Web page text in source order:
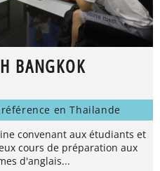
BANGKOK
en Thailande
convenant aux étudiants et
cours de préparation aux
d'anglais...